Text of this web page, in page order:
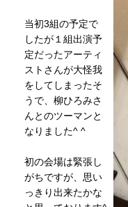
当初3組の予定で
したが１組出演予
定だったアーティ
ストさんが大怪我
をしてしまったそ
うで、柳ひろみさ
んとのツーマンと
なりました^ ^
初の会場は緊張し
がちですが、思い
っきり出来たかな